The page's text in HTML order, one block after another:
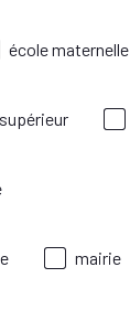
école maternelle
mairie